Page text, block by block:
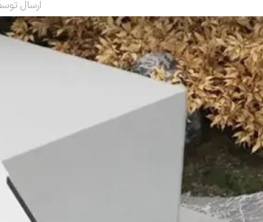
ارسال